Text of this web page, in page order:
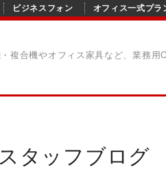
ビジネスフォン オフィス一式プラ
複合機やオフィス家具など、業務用
スタッフブログ